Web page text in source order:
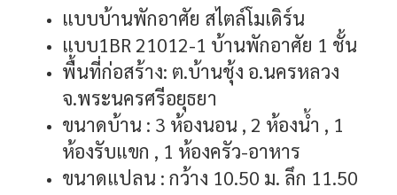
แบบบ้านพักอาศัย สไตล์โมเดิร์น
แบบ1BR 21012-1 บ้านพักอาศัย 1 ชั้น
พื้นที่ก่อสร้าง: ต.บ้านชุ้ง อ.นครหลวง
จ.พระนครศรีอยุธยา
ขนาดบ้าน : 3 ห้องนอน , 2 ห้องน้ำ , 1
ห้องรับแขก , 1 ห้องครัว-อาหาร
ขนาดแปลน : กว้าง 10.50 ม. ลึก 11.50